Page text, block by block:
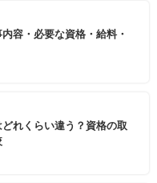
容・必要な資格・給料・
れくらい違う？資格の取